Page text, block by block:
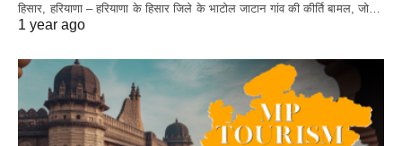
हिसार, हरियाणा – हरियाणा के हिसार जिले के भाटोल जाटान गांव की कीर्ति बामल, जो…
1 year ago